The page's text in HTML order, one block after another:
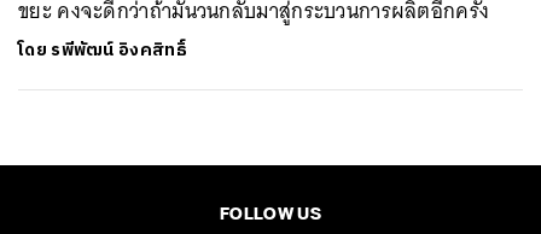
ขยะ คงจะดีกว่าถ้ามันวนกลับมาสู่กระบวนการผลิตอีกครั้ง
โดย รพีพัฒน์ อิงคสิทธิ์
FOLLOW US